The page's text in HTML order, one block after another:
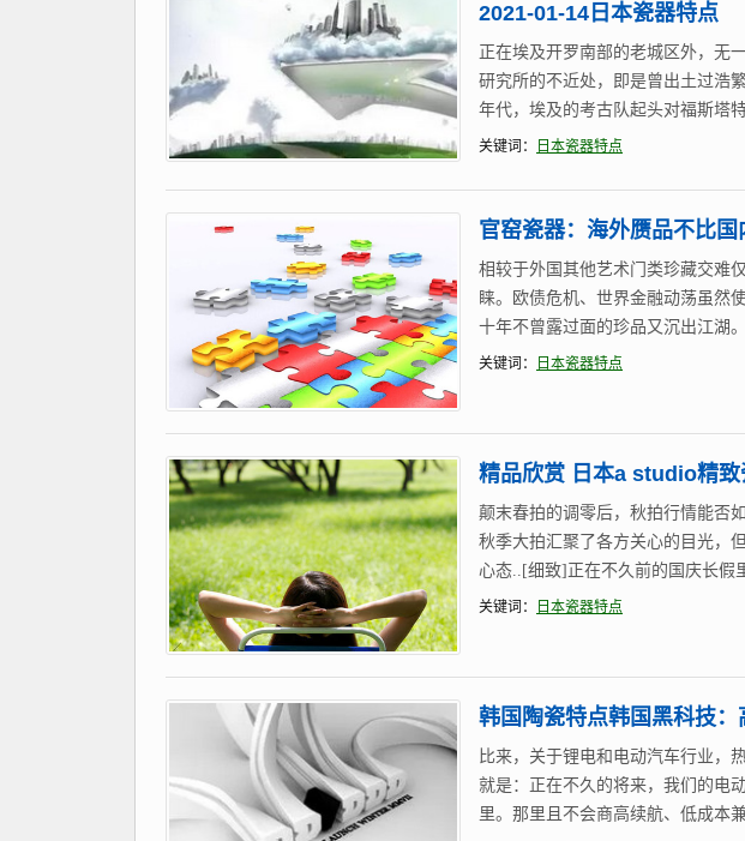
2021-01-14日本瓷器特点
正在埃及开罗南部的老城区外，无
研究所的不近处，即是曾出土过浩
年代，埃及的考古队起头对福斯塔
关键词： 日本瓷器特点
官窑瓷器：海外赝品不比
相较于外国其他艺术门类珍藏交难
睐。欧债危机、世界金融动荡虽然
十年不曾露过面的珍品又沉出江湖
关键词： 日本瓷器特点
精品欣赏 日本a studio精
颠末春拍的调零后，秋拍行情能否
秋季大拍汇聚了各方关心的目光，
心态..[细致]正在不久前的国庆长假
关键词： 日本瓷器特点
韩国陶瓷特点韩国黑科技
比来，关于锂电和电动汽车行业，
就是：正在不久的将来，我们的电
里。那里且不会商高续航、低成本